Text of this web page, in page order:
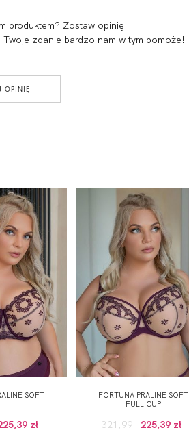
produktem? Zostaw opinię
zdanie bardzo nam w tym pomoże!
OPINIĘ
SOFT
zł
FORTUNA PRALINE SOFT
FULL CUP
321,99 225,39 zł